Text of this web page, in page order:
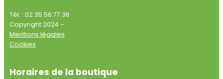
Tél. : 02.35.56.77.36
Copyright 2024 –
Mentions légales
Cookies
Horaires de la boutique